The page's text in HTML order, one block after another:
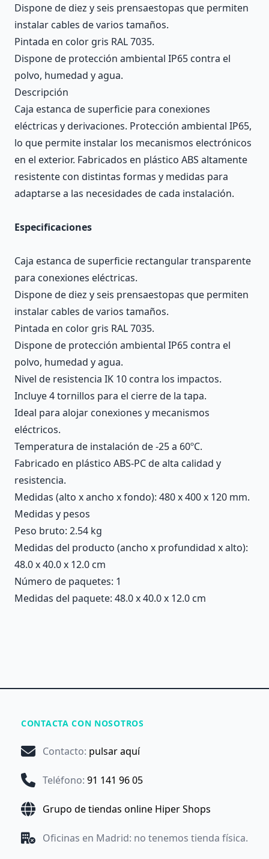
Dispone de diez y seis prensaestopas que permiten
instalar cables de varios tamaños.
Pintada en color gris RAL 7035.
Dispone de protección ambiental IP65 contra el
polvo, humedad y agua.
Descripción
Caja estanca de superficie para conexiones
eléctricas y derivaciones. Protección ambiental IP65,
lo que permite instalar los mecanismos electrónicos
en el exterior. Fabricados en plástico ABS altamente
resistente con distintas formas y medidas para
adaptarse a las necesidades de cada instalación.
Especificaciones
Caja estanca de superficie rectangular transparente
para conexiones eléctricas.
Dispone de diez y seis prensaestopas que permiten
instalar cables de varios tamaños.
Pintada en color gris RAL 7035.
Dispone de protección ambiental IP65 contra el
polvo, humedad y agua.
Nivel de resistencia IK 10 contra los impactos.
Incluye 4 tornillos para el cierre de la tapa.
Ideal para alojar conexiones y mecanismos
eléctricos.
Temperatura de instalación de -25 a 60ºC.
Fabricado en plástico ABS-PC de alta calidad y
resistencia.
Medidas (alto x ancho x fondo): 480 x 400 x 120 mm.
Medidas y pesos
Peso bruto: 2.54 kg
Medidas del producto (ancho x profundidad x alto):
48.0 x 40.0 x 12.0 cm
Número de paquetes: 1
Medidas del paquete: 48.0 x 40.0 x 12.0 cm
CONTACTA CON NOSOTROS
Contacto: pulsar aquí
Teléfono: 91 141 96 05
Grupo de tiendas online Hiper Shops
Oficinas en Madrid: no tenemos tienda física.